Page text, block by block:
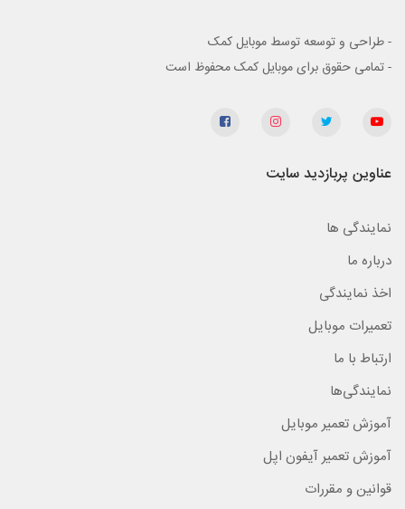
- طراحی و توسعه توسط موبایل کمک
- تمامی حقوق برای موبایل کمک محفوظ است
عناوین پربازدید سایت
نمایندگی ها
درباره ما
اخذ نمایندگی
تعمیرات موبایل
ارتباط با ما
نمایندگی‌ها
آموزش تعمیر موبایل
آموزش تعمیر آیفون اپل
قوانین و مقررات